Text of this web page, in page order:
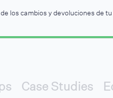
los cambios y devoluciones de
Case Studies